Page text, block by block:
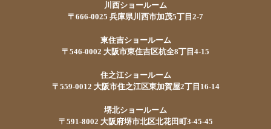
川西ショールーム
〒666-0025 兵庫県川西市加茂5丁目2-7
東住吉ショールーム
〒546-0002 大阪市東住吉区杭全8丁目4-15
住之江ショールーム
〒559-0012 大阪市住之江区東加賀屋2丁目16-14
堺北ショールーム
〒591-8002 大阪府堺市北区北花田町3-45-45